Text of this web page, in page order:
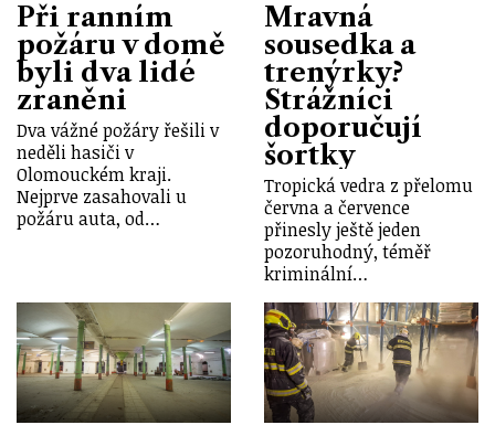
Při ranním
požáru v domě
byli dva lidé
zraněni
Dva vážné požáry řešili v
neděli hasiči v
Olomouckém kraji.
Nejprve zasahovali u
požáru auta, od…
Mravná
sousedka a
trenýrky?
Strážníci
doporučují
šortky
Tropická vedra z přelomu
června a července
přinesly ještě jeden
pozoruhodný, téměř
kriminální…